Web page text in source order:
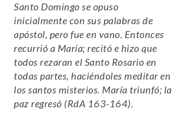
Santo Domingo se opuso
inicialmente con sus palabras de
apóstol, pero fue en vano. Entonces
recurrió a María; recitó e hizo que
todos rezaran el Santo Rosario en
todas partes, haciéndoles meditar en
los santos misterios. María triunfó; la
paz regresó (RdA 163-164).